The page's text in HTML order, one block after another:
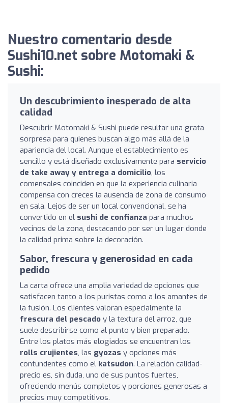
Nuestro comentario desde
Sushi10.net sobre Motomaki &
Sushi:
Un descubrimiento inesperado de alta
calidad
Descubrir Motomaki & Sushi puede resultar una grata
sorpresa para quienes buscan algo más allá de la
apariencia del local. Aunque el establecimiento es
sencillo y está diseñado exclusivamente para servicio
de take away y entrega a domicilio, los
comensales coinciden en que la experiencia culinaria
compensa con creces la ausencia de zona de consumo
en sala. Lejos de ser un local convencional, se ha
convertido en el sushi de confianza para muchos
vecinos de la zona, destacando por ser un lugar donde
la calidad prima sobre la decoración.
Sabor, frescura y generosidad en cada
pedido
La carta ofrece una amplia variedad de opciones que
satisfacen tanto a los puristas como a los amantes de
la fusión. Los clientes valoran especialmente la
frescura del pescado y la textura del arroz, que
suele describirse como al punto y bien preparado.
Entre los platos más elogiados se encuentran los
rolls crujientes, las gyozas y opciones más
contundentes como el katsudon. La relación calidad-
precio es, sin duda, uno de sus puntos fuertes,
ofreciendo menús completos y porciones generosas a
precios muy competitivos.